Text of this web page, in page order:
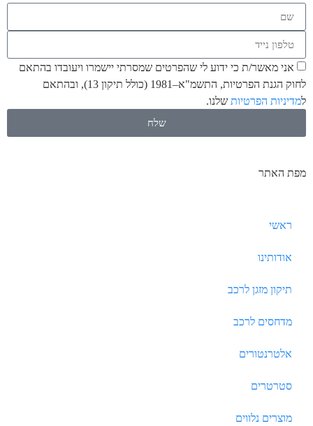
אני מאשר/ת כי ידוע לי שהפרטים שמסרתי יישמרו ויעובדו בהתאם
לחוק הגנת הפרטיות, התשמ"א–1981 (כולל תיקון 13), ובהתאם
מדיניות הפרטיותשלנו.
שלח
מפת האתר
ראשי
אודותינו
תיקון מזגן לרכב
מדחסים לרכב
אלטרנטורים
סטרטרים
מוצרים נלווים